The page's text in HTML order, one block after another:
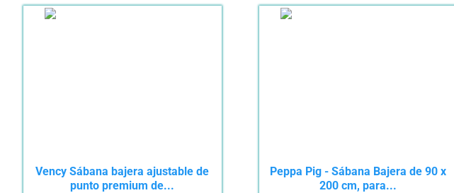
Vency Sábana bajera ajustable de
punto premium de...
Peppa Pig - Sábana Bajera de 90 x
200 cm, para...